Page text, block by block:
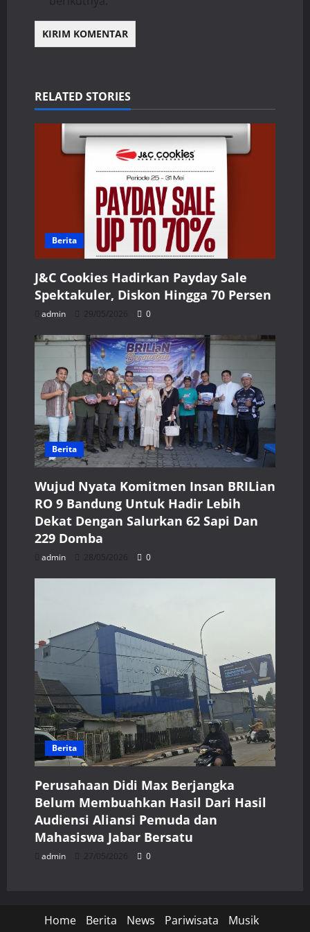
RELATED STORIES
Berita
J&C Cookies Hadirkan Payday Sale
Spektakuler, Diskon Hingga 70 Persen
admin 29/05/2026 0
Berita
Wujud Nyata Komitmen Insan BRILian
RO 9 Bandung Untuk Hadir Lebih
Dekat Dengan Salurkan 62 Sapi Dan
229 Domba
admin 28/05/2026 0
Berita
Perusahaan Didi Max Berjangka
Belum Membuahkan Hasil Dari Hasil
Audiensi Aliansi Pemuda dan
Mahasiswa Jabar Bersatu
admin 27/05/2026 0
Home Berita News Pariwisata
Musik